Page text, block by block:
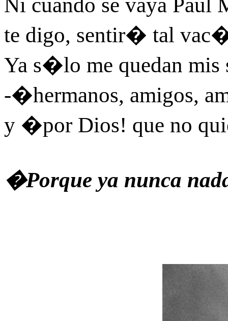
Ni cuando se vaya
te digo, sentir� tal
Ya s�lo me quedan mis
-�hermanos, amigos,
y �por Dios! que no
�Porque ya nunca